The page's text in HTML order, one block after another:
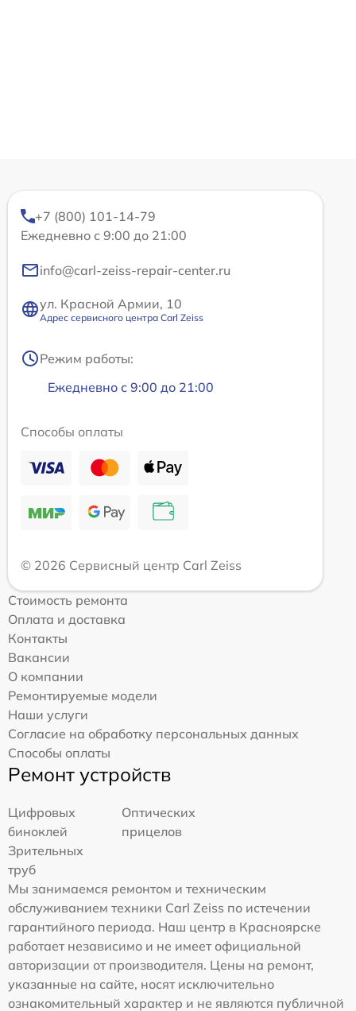
+7 (800) 101-14-79
Ежедневно с 9:00 до 21:00
info@carl-zeiss-repair-center.ru
ул. Красной Армии, 10
Адрес сервисного центра Carl Zeiss
Режим работы:
Ежедневно с 9:00 до 21:00
Способы оплаты
© 2026 Сервисный центр Carl Zeiss
Стоимость ремонта
Оплата и доставка
Контакты
Вакансии
О компании
Ремонтируемые модели
Наши услуги
Согласие на обработку персональных данных
Способы оплаты
Ремонт устройств
Цифровых
биноклей
Оптических
прицелов
Зрительных
труб
Мы занимаемся ремонтом и техническим
обслуживанием техники Carl Zeiss по истечении
гарантийного периода. Наш центр в Красноярске
работает независимо и не имеет официальной
авторизации от производителя. Цены на ремонт,
указанные на сайте, носят исключительно
ознакомительный характер и не являются публичной